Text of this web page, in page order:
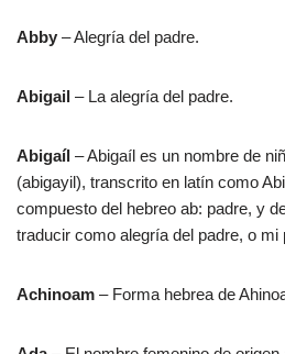
Abby – Alegría del padre.
Abigail – La alegría del padre.
Abigaíl – Abigaíl es un nombre de
(abigayil), transcrito en latín como
compuesto del hebreo ab: padre, y
traducir como alegría del padre, o mi
Achinoam – Forma hebrea de